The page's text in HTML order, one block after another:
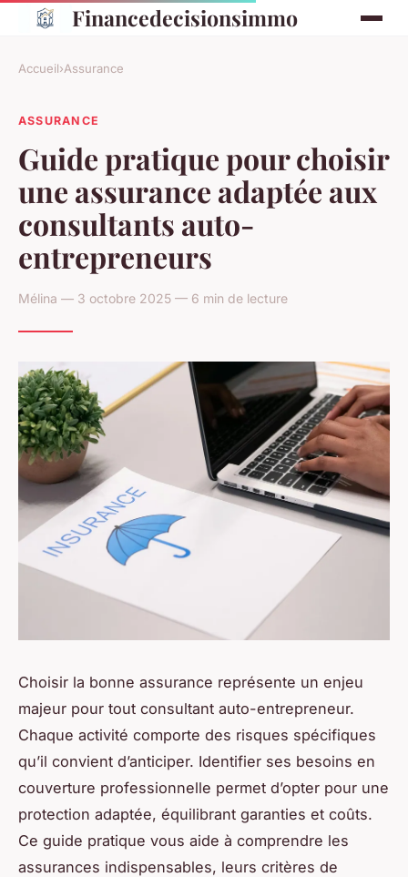
Financedecisionsimmo
Accueil›Assurance
ASSURANCE
Guide pratique pour choisir
une assurance adaptée aux
consultants auto-
entrepreneurs
Mélina — 3 octobre 2025 — 6 min de lecture
Choisir la bonne assurance représente un enjeu
majeur pour tout consultant auto-entrepreneur.
Chaque activité comporte des risques spécifiques
qu’il convient d’anticiper. Identifier ses besoins en
couverture professionnelle permet d’opter pour une
protection adaptée, équilibrant garanties et coûts.
Ce guide pratique vous aide à comprendre les
assurances indispensables, leurs critères de